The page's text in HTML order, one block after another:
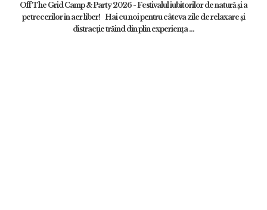
Off The Grid Camp & Party 2026 - Festivalul iubitorilor de natură și a
petrecerilor în aer liber! Hai cu noi pentru câteva zile de relaxare și
distracție trăind din plin experiența ...